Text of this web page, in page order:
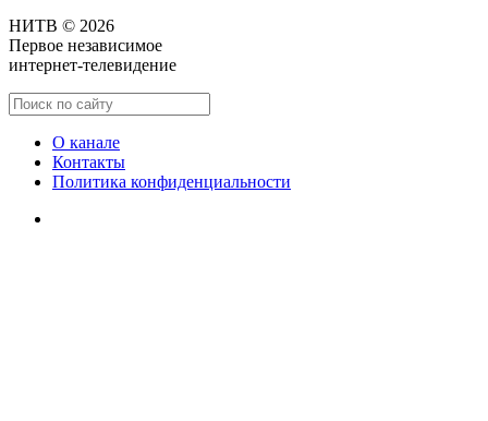
НИТВ © 2026
Первое независимое
интернет-телевидение
О канале
Контакты
Политика конфиденциальности